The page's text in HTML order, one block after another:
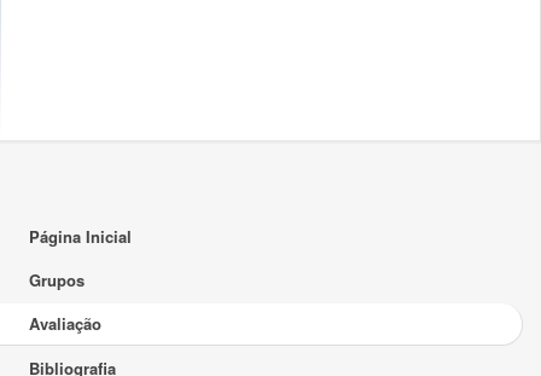
Página Inicial
Grupos
Avaliação
Bibliografia